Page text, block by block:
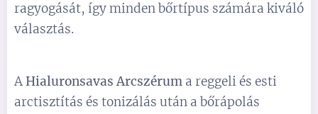
ragyogását, így minden bőrtípus számára kiváló
választás.
A Hialuronsavas Arcszérum a reggeli és esti
arctisztítás és tonizálás után a bőrápolás